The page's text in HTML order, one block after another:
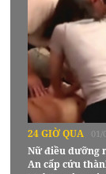
24 GIỜ QUA 01/
Nữ điều dưỡng
An cấp cứu